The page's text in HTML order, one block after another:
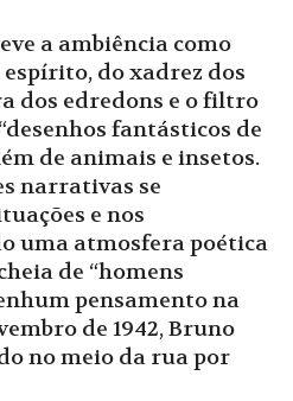
a ambiência como
do xadrez dos
dos edredons e o filtro
fantásticos de
de animais e insetos.
narrativas se
e nos
uma atmosfera poética
de “homens
pensamento na
de 1942, Bruno
no meio da rua por